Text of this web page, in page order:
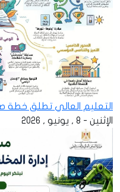
التعليم العالي تطلق
الإثنين - 8 , يونيو , 2026